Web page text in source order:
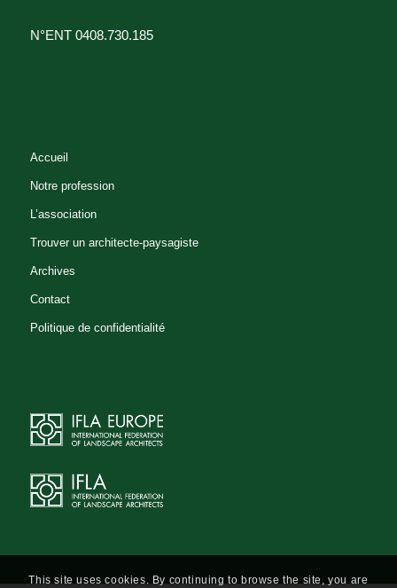
N°ENT 0408.730.185
Accueil
Notre profession
L’association
Trouver un architecte-paysagiste
Archives
Contact
Politique de confidentialité
This site uses cookies. By continuing to browse the site, you are